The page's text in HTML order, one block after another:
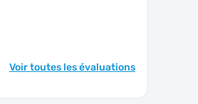
Voir toutes les évaluations